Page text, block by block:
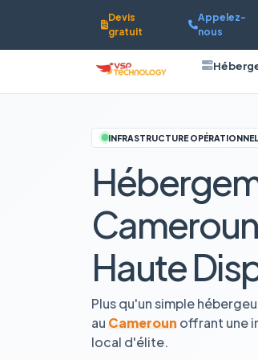
Devis
gratuit
Appelez-
nous
INFRASTRUCTURE
Cameroun
Haute
Plus qu'un simple
au Cameroun offrant une
local d'élite.